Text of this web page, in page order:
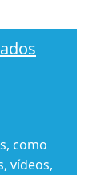
como
vídeos,